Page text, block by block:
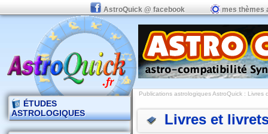
AstroQuick @ facebook mes thèmes
ÉTUDES
ASTROLOGIQUES
Publications astrologiques AstroQuick : Livres
Livres et